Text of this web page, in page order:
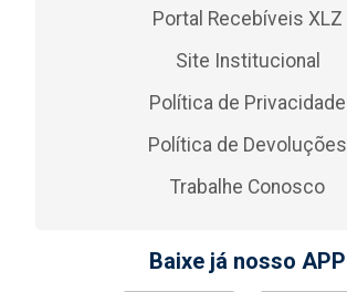
Portal Recebíveis XLZ
Site Institucional
Política de Privacidade
Política de Devoluções
Trabalhe Conosco
Baixe já nosso APP